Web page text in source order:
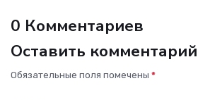
0 Комментариев
Оставить комментарий
Обязательные поля помечены *